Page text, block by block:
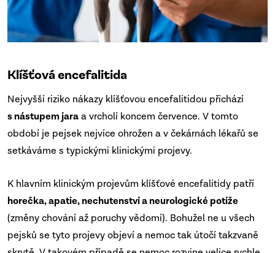
Klíšťová encefalitida
Nejvyšší riziko nákazy klíšťovou encefalitidou přichází
s nástupem jaraa vrcholí koncem července. V tomto
období je pejsek nejvíce ohrožen a v čekárnách lékařů se
setkáváme s typickými klinickými projevy.
K hlavním klinickým projevům klíšťové encefalitidy patří
horečka, apatie, nechutenství a neurologické potíže
(změny chování až poruchy vědomí). Bohužel ne u všech
pejsků se tyto projevy objeví a nemoc tak útočí takzvaně